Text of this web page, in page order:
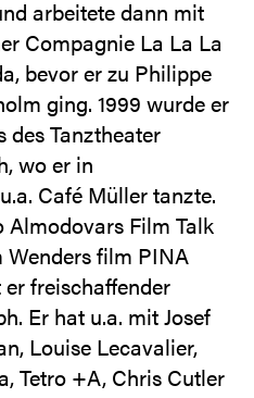
arbeitete dann mit
Compagnie La La La
bevor er zu Philippe
ging. 1999 wurde er
des Tanztheater
wo er in
Café Müller tanzte.
Film Talk
film PINA
er freischaffender
Er hat u.a. mit Josef
Louise Lecavalier,
Tetro +A, Chris Cutler